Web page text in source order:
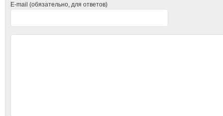
E-mail (обязательно, для ответов)